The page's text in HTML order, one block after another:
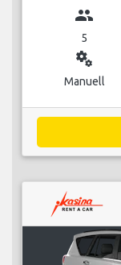
group
5
miscellaneous_services
Manuell